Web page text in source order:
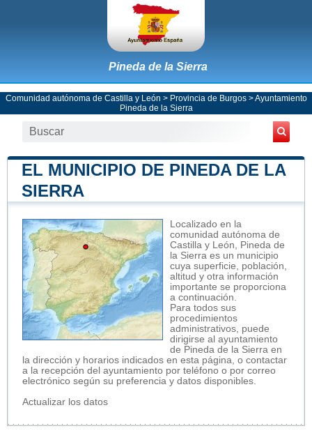
Pineda de la Sierra
Comunidad autónoma de Castilla y León > Provincia de Burgos>Ayuntamiento
Pineda de la Sierra
EL MUNICIPIO DE PINEDA DE LA
SIERRA
Localizado en la
comunidad autónoma de
Castilla y León, Pineda de
la Sierra es un municipio
cuya superficie, población,
altitud y otra información
importante se proporciona
a continuación.
Para todos sus
procedimientos
administrativos, puede
dirigirse al ayuntamiento
de Pineda de la Sierra en
la dirección y horarios indicados en esta página, o contactar
a la recepción del ayuntamiento por teléfono o por correo
electrónico según su preferencia y datos disponibles.
Actualizar los datos